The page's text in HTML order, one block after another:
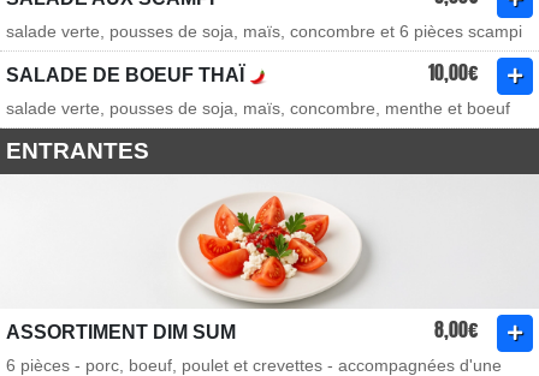
salade verte, pousses de soja, maïs, concombre et 6 pièces scampi
SALADE DE BOEUF THAÏ 10,00€
salade verte, pousses de soja, maïs, concombre, menthe et boeuf
ENTRANTES
ASSORTIMENT DIM SUM 8,00€
6 pièces - porc, boeuf, poulet et crevettes - accompagnées d'une